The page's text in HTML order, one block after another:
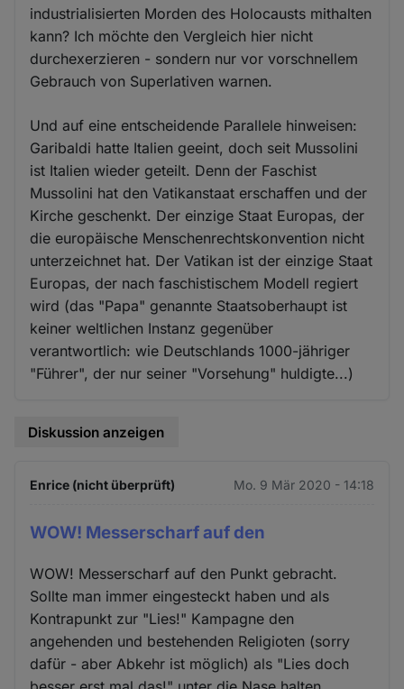
industrialisierten Morden des Holocausts mithalten
kann? Ich möchte den Vergleich hier nicht
durchexerzieren - sondern nur vor vorschnellem
Gebrauch von Superlativen warnen.
Und auf eine entscheidende Parallele hinweisen:
Garibaldi hatte Italien geeint, doch seit Mussolini
ist Italien wieder geteilt. Denn der Faschist
Mussolini hat den Vatikanstaat erschaffen und der
Kirche geschenkt. Der einzige Staat Europas, der
die europäische Menschenrechtskonvention nicht
unterzeichnet hat. Der Vatikan ist der einzige Staat
Europas, der nach faschistischem Modell regiert
wird (das "Papa" genannte Staatsoberhaupt ist
keiner weltlichen Instanz gegenüber
verantwortlich: wie Deutschlands 1000-jähriger
"Führer", der nur seiner "Vorsehung" huldigte...)
Diskussion anzeigen
Enrice (nicht überprüft) Mo. 9 Mär 2020 - 14:18
WOW! Messerscharf auf den
WOW! Messerscharf auf den Punkt gebracht.
Sollte man immer eingesteckt haben und als
Kontrapunkt zur "Lies!" Kampagne den
angehenden und bestehenden Religioten (sorry
dafür - aber Abkehr ist möglich) als "Lies doch